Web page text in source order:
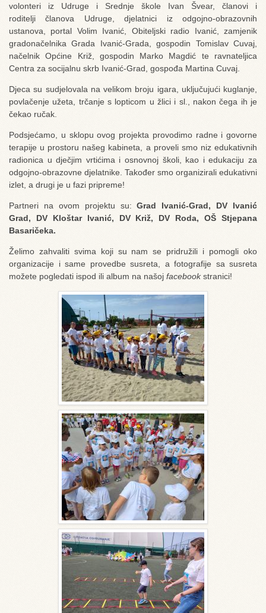
volonteri iz Udruge i Srednje škole Ivan Švear, članovi i
roditelji članova Udruge, djelatnici iz odgojno-obrazovnih
ustanova, portal Volim Ivanić, Obiteljski radio Ivanić, zamjenik
gradonačelnika Grada Ivanić-Grada, gospodin Tomislav Cuvaj,
načelnik Općine Križ, gospodin Marko Magdić te ravnateljica
Centra za socijalnu skrb Ivanić-Grad, gospođa Martina Cuvaj.
Djeca su sudjelovala na velikom broju igara, uključujući kuglanje,
povlačenje užeta, trčanje s lopticom u žlici i sl., nakon čega ih je
čekao ručak.
Podsjećamo, u sklopu ovog projekta provodimo radne i govorne
terapije u prostoru našeg kabineta, a proveli smo niz edukativnih
radionica u dječjim vrtićima i osnovnoj školi, kao i edukaciju za
odgojno-obrazovne djelatnike. Također smo organizirali edukativni
izlet, a drugi je u fazi pripreme!
Partneri na ovom projektu su:Grad Ivanić-Grad, DV Ivanić
Grad, DV Kloštar Ivanić, DV Križ, DV Roda, OŠ Stjepana
Basaričeka.
Želimo zahvaliti svima koji su nam se pridružili i pomogli oko
organizacije i same provedbe susreta, a fotografije sa susreta
možete pogledati ispod ili album na našoj facebookstranici!